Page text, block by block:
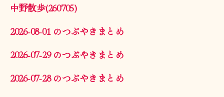
中野散歩(260705)
2026-08-01 のつぶやきまとめ
2026-07-29 のつぶやきまとめ
2026-07-28 のつぶやきまとめ